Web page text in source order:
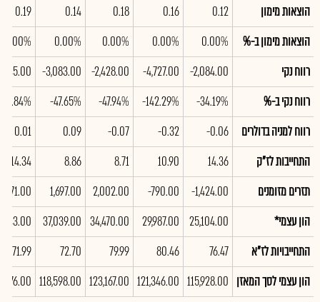
הוצאות מימון
0.12
0.16
0.18
0.14
0.19
הוצאות מימון ב-%
0.00%
0.00%
0.00%
0.00%
0.00%
רווח נקי
-2,084.00
-4,727.00
-2,428.00
-3,083.00
445.00
רווח נקי ב-%
-34.19%
-142.29%
-47.94%
-47.65%
4.84%
רווח למניה בדולרים
-0.06
-0.32
-0.07
0.09
0.01
התחייבות לז"ק
14.36
10.90
8.71
8.86
14.34
תזרים מזומנים
-1,424.00
-790.00
2,002.00
1,697.00
הון עצמי*
25,104.00
29,987.00
34,470.00
37,039.00
התחייבויות לז"א
76.47
80.46
79.99
72.70
71.99
הון עצמי לסך המאזן 115,928.00
121,346.00
123,167.00
118,598.00